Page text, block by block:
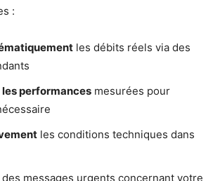
:
les débits réels via des
performances mesurées pour
les conditions techniques dans
des messages urgents concernant votre